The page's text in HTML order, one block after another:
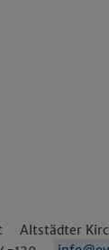
Altstädter